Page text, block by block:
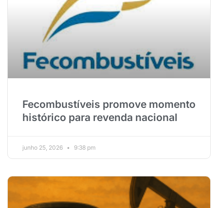
Fecombustíveis promove momento
histórico para revenda nacional
junho 25, 2026 9:38 pm